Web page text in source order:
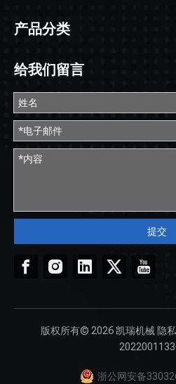
产品分类
给我们留言
提交
版权所有© 2026凯瑞机械 隐
浙公网安备